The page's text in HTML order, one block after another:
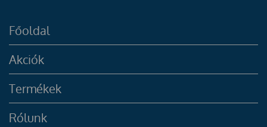
Főoldal
Akciók
Termékek
Rólunk